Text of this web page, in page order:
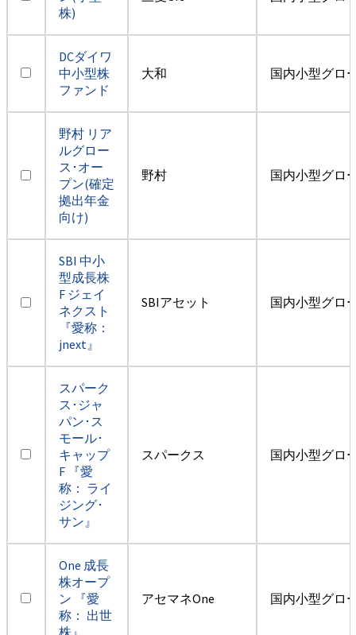
株)
DCダイワ
中小型株
ファンド
大和 国内小型グロ
野村 リア
ルグロー
ス･オー
プン(確定
拠出年金
向け)
野村 国内小型グロ
SBI 中小
型成長株
F ジェイ
ネクスト
『愛称：
jnext』
SBIアセット 国内小型グロ
スパーク
ス･ジャ
パン･ス
モール･
キャップ
F 『愛
称： ライ
ジング･
サン』
スパークス 国内小型グロ
One 成長
株オープ
ン 『愛
称： 出世
株』
アセマネOne 国内小型グロ